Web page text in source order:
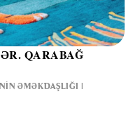
QARABAĞ
ƏMƏKDAŞLIĞI |